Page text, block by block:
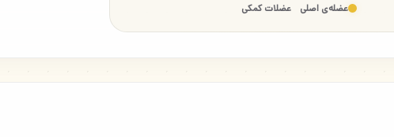
عضله‌ی اصلی عضلات کمکی